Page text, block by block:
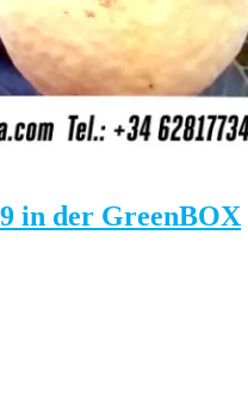
in der GreenBOX